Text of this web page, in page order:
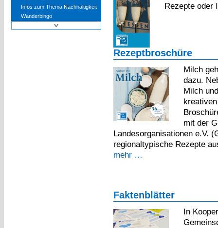
Infos zum Thema Nachhaltigkeit
Wanderbingo
Rezepte oder
Rezeptbroschüre
Milch
dazu.
Milch
mit der
Landesorganisationen e.V.
regionaltypische Rezepte
mehr …
Faktenblätter
In